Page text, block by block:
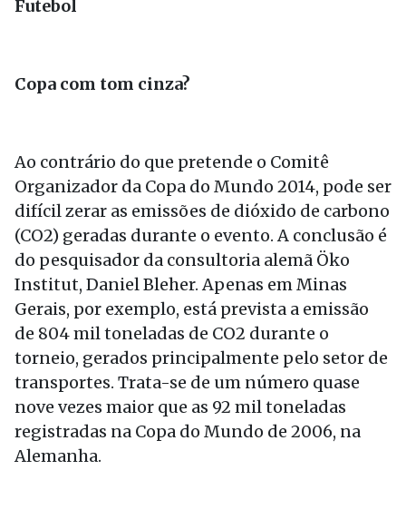
Futebol
Copa com tom cinza?
Ao contrário do que pretende o Comitê
Organizador da Copa do Mundo 2014, pode ser
difícil zerar as emissões de dióxido de carbono
(CO2) geradas durante o evento. A conclusão é
do pesquisador da consultoria alemã Öko
Institut, Daniel Bleher. Apenas em Minas
Gerais, por exemplo, está prevista a emissão
de 804 mil toneladas de CO2 durante o
torneio, gerados principalmente pelo setor de
transportes. Trata-se de um número quase
nove vezes maior que as 92 mil toneladas
registradas na Copa do Mundo de 2006, na
Alemanha.